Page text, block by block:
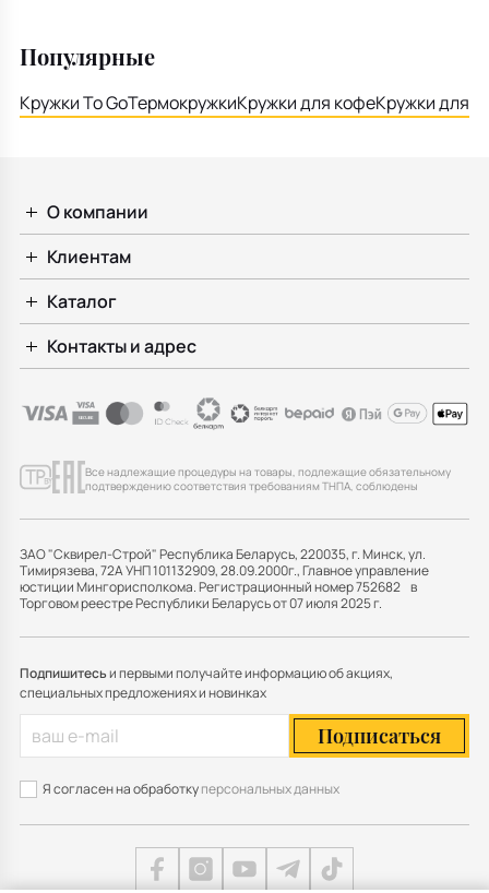
Популярные
Кружки To GoТермокружкиКружки для кофеКружки для
О компании
Клиентам
Каталог
Контакты и адрес
Все надлежащие процедуры на товары, подлежащие обязательному
подтверждению соответствия требованиям ТНПА, соблюдены
ЗАО "Сквирел-Строй" Республика Беларусь, 220035, г. Минск, ул.
Тимирязева, 72А УНП 101132909, 28.09.2000г., Главное управление
юстиции Мингорисполкома. Регистрационный номер 752682 в
Торговом реестре Республики Беларусь от 07 июля 2025 г.
Подпишитесьи первыми получайте информацию об акциях,
специальных предложениях и новинках
Подписаться
Я согласен на обработкуперсональных данных